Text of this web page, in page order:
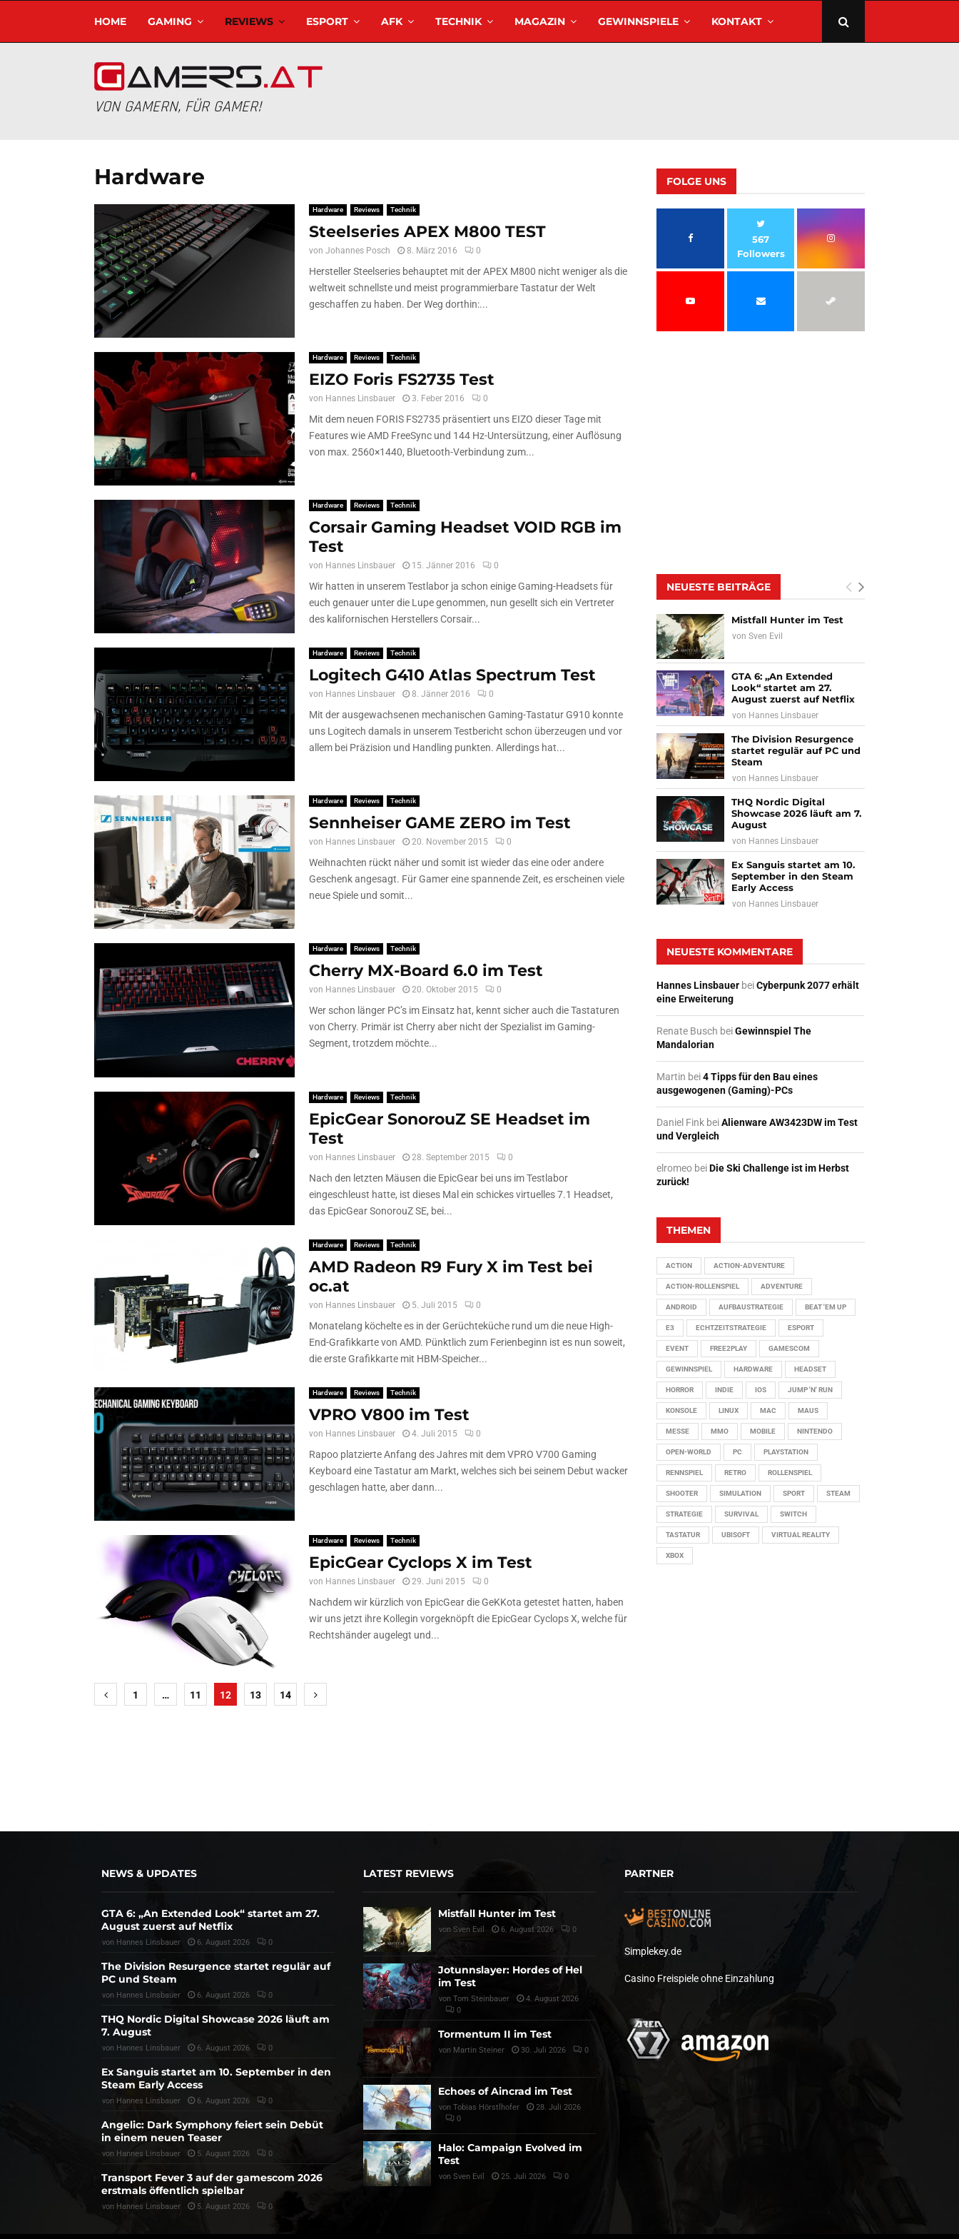
HOME GAMING REVIEWS ESPORT AFK TECHNIK MAGAZIN GEWINNSPIELE KONTAKT
VON GAMERN, FÜR GAMER!
Hardware
Hardware Reviews Technik
Steelseries APEX M800 TEST
von Johannes Posch 8. März 2016 0
Hersteller Steelseries behauptet mit der APEX M800 nicht weniger als die
weltweit schnellste und meist programmierbare Tastatur der Welt
geschaffen zu haben. Der Weg dorthin:...
Hardware Reviews Technik
EIZO Foris FS2735 Test
von Hannes Linsbauer 3. Feber 2016 0
Mit dem neuen FORIS FS2735 präsentiert uns EIZO dieser Tage mit
Features wie AMD FreeSync und 144 Hz-Untersützung, einer Auflösung
von max. 2560×1440, Bluetooth-Verbindung zum...
Hardware Reviews Technik
Corsair Gaming Headset VOID RGB im
Test
von Hannes Linsbauer 15. Jänner 2016 0
Wir hatten in unserem Testlabor ja schon einige Gaming-Headsets für
euch genauer unter die Lupe genommen, nun gesellt sich ein Vertreter
des kalifornischen Herstellers Corsair...
Hardware Reviews Technik
Logitech G410 Atlas Spectrum Test
von Hannes Linsbauer 8. Jänner 2016 0
Mit der ausgewachsenen mechanischen Gaming-Tastatur G910 konnte
uns Logitech damals in unserem Testbericht schon überzeugen und vor
allem bei Präzision und Handling punkten. Allerdings hat...
Hardware Reviews Technik
Sennheiser GAME ZERO im Test
von Hannes Linsbauer 20. November 2015 0
Weihnachten rückt näher und somit ist wieder das eine oder andere
Geschenk angesagt. Für Gamer eine spannende Zeit, es erscheinen viele
neue Spiele und somit...
Hardware Reviews Technik
Cherry MX-Board 6.0 im Test
von Hannes Linsbauer 20. Oktober 2015 0
Wer schon länger PC’s im Einsatz hat, kennt sicher auch die Tastaturen
von Cherry. Primär ist Cherry aber nicht der Spezialist im Gaming-
Segment, trotzdem möchte...
Hardware Reviews Technik
EpicGear SonorouZ SE Headset im
Test
von Hannes Linsbauer 28. September 2015 0
Nach den letzten Mäusen die EpicGear bei uns im Testlabor
eingeschleust hatte, ist dieses Mal ein schickes virtuelles 7.1 Headset,
das EpicGear SonorouZ SE, bei...
Hardware Reviews Technik
AMD Radeon R9 Fury X im Test bei
oc.at
von Hannes Linsbauer 5. Juli 2015 0
Monatelang köchelte es in der Gerüchteküche rund um die neue High-
End-Grafikkarte von AMD. Pünktlich zum Ferienbeginn ist es nun soweit,
die erste Grafikkarte mit HBM-Speicher...
Hardware Reviews Technik
VPRO V800 im Test
von Hannes Linsbauer 4. Juli 2015 0
Rapoo platzierte Anfang des Jahres mit dem VPRO V700 Gaming
Keyboard eine Tastatur am Markt, welches sich bei seinem Debut wacker
geschlagen hatte, aber dann...
Hardware Reviews Technik
EpicGear Cyclops X im Test
von Hannes Linsbauer 29. Juni 2015 0
Nachdem wir kürzlich von EpicGear die GeKKota getestet hatten, haben
wir uns jetzt ihre Kollegin vorgeknöpft die EpicGear Cyclops X, welche für
Rechtshänder augelegt und...
Seitennummerierung
der
1 … 11 12 13 14
FOLGE UNS
567
Followers
NEUESTE BEITRÄGE
Mistfall Hunter im Test
vonSven Evil
GTA 6: „An Extended
Look“ startet am 27.
August zuerst auf Netflix
von Hannes Linsbauer
The Division Resurgence
startet regulär auf PC und
Steam
von Hannes Linsbauer
THQ Nordic Digital
Showcase 2026 läuft am 7.
August
von Hannes Linsbauer
Ex Sanguis startet am 10.
September in den Steam
Early Access
von Hannes Linsbauer
NEUESTE KOMMENTARE
Hannes Linsbauer beiCyberpunk 2077 erhält
eine Erweiterung
Renate Busch beiGewinnspiel The
Mandalorian
Martin bei4 Tipps für den Bau eines
ausgewogenen (Gaming)-PCs
Daniel Fink beiAlienware AW3423DW im Test
und Vergleich
elromeo beiDie Ski Challenge ist im Herbst
zurück!
THEMEN
ACTION ACTION-ADVENTURE
ACTION-ROLLENSPIEL ADVENTURE
ANDROID AUFBAUSTRATEGIE BEAT 'EM UP
E3 ECHTZEITSTRATEGIE ESPORT
EVENT FREE2PLAY GAMESCOM
GEWINNSPIEL HARDWARE HEADSET
HORROR INDIE IOS JUMP 'N' RUN
KONSOLE LINUX MAC MAUS
MESSE MMO MOBILE NINTENDO
OPEN-WORLD PC PLAYSTATION
RENNSPIEL RETRO ROLLENSPIEL
SHOOTER SIMULATION SPORT STEAM
STRATEGIE SURVIVAL SWITCH
TASTATUR UBISOFT VIRTUAL REALITY
XBOX
NEWS & UPDATES
GTA 6: „An Extended Look“ startet am 27.
August zuerst auf Netflix
von Hannes Linsbauer 6. August 2026 0
The Division Resurgence startet regulär auf
PC und Steam
von Hannes Linsbauer 6. August 2026 0
THQ Nordic Digital Showcase 2026 läuft am
7. August
von Hannes Linsbauer 6. August 2026 0
Ex Sanguis startet am 10. September in den
Steam Early Access
von Hannes Linsbauer 6. August 2026 0
Angelic: Dark Symphony feiert sein Debüt
in einem neuen Teaser
von Hannes Linsbauer 5. August 2026 0
Transport Fever 3 auf der gamescom 2026
erstmals öffentlich spielbar
von Hannes Linsbauer 5. August 2026 0
LATEST REVIEWS
Mistfall Hunter im Test
von Sven Evil 6. August 2026 0
Jotunnslayer: Hordes of Hel
im Test
von Tom Steinbauer
4. August 2026
0
Tormentum II im Test
von Martin Steiner 30. Juli 2026 0
Echoes of Aincrad im Test
von Tobias Hörstlhofer
28. Juli 2026
0
Halo: Campaign Evolved im
Test
von Sven Evil 25. Juli 2026 0
PARTNER
Simplekey.de
Casino Freispiele ohne Einzahlung